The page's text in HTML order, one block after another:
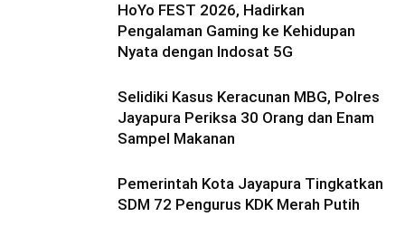
HoYo FEST 2026, Hadirkan
Pengalaman Gaming ke Kehidupan
Nyata dengan Indosat 5G
Selidiki Kasus Keracunan MBG, Polres
Jayapura Periksa 30 Orang dan Enam
Sampel Makanan
Pemerintah Kota Jayapura Tingkatkan
SDM 72 Pengurus KDK Merah Putih